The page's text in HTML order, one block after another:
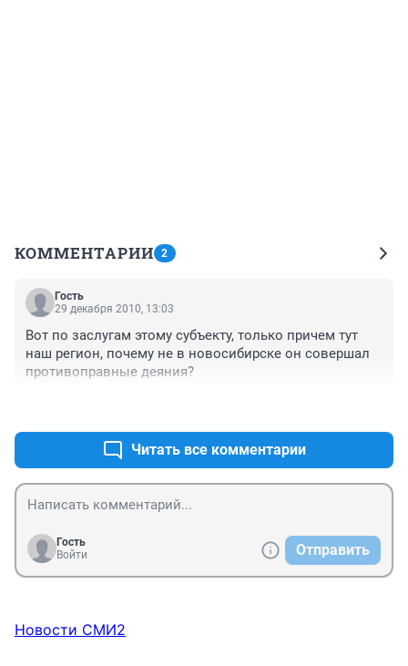
КОММЕНТАРИИ 2
Гость
29 декабря 2010, 13:03
Вот по заслугам этому субъекту, только причем тут
наш регион, почему не в новосибирске он совершал
противоправные деяния?
Читать все комментарии
Гость
Войти
Отправить
Новости СМИ2